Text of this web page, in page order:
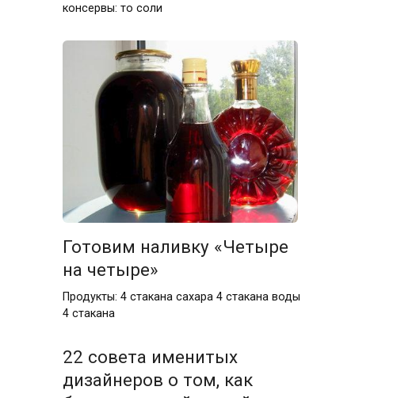
консервы: то соли
Готовим наливку «Четыре
на четыре»
Продукты: 4 стакана сахара 4 стакана воды
4 стакана
22 совета именитых
дизайнеров о том, как